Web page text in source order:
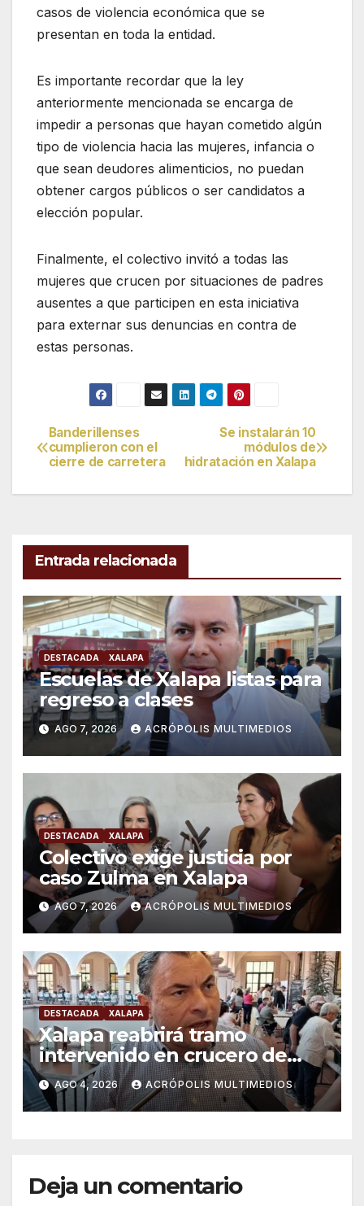
casos de violencia económica que se
presentan en toda la entidad.
Es importante recordar que la ley
anteriormente mencionada se encarga de
impedir a personas que hayan cometido algún
tipo de violencia hacia las mujeres, infancia o
que sean deudores alimenticios, no puedan
obtener cargos públicos o ser candidatos a
elección popular.
Finalmente, el colectivo invitó a todas las
mujeres que crucen por situaciones de padres
ausentes a que participen en esta iniciativa
para externar sus denuncias en contra de
estas personas.
Navegación
de
Se instalarán 10
módulos de
hidratación en Xalapa
Banderillenses
cumplieron con el
cierre de carretera
Entrada relacionada
DESTACADA XALAPA
Escuelas de Xalapa listas para
regreso a clases
AGO 7, 2026 ACRÓPOLIS MULTIMEDIOS
DESTACADA XALAPA
Colectivo exige justicia por
caso Zulma en Xalapa
AGO 7, 2026 ACRÓPOLIS MULTIMEDIOS
DESTACADA XALAPA
Xalapa reabrirá tramo
intervenido en crucero de
Manuel C. Tello esta semana
AGO 4, 2026 ACRÓPOLIS MULTIMEDIOS
Deja un comentario